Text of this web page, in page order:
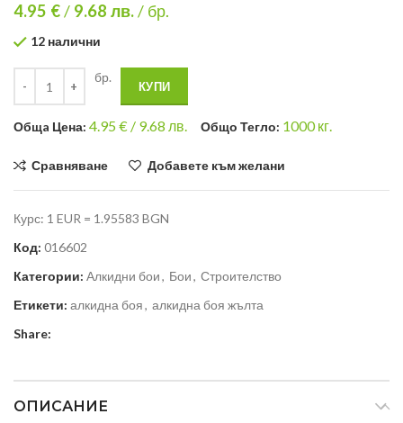
4.95 €/ 9.68 лв./ бр.
12 налични
бр.
КУПИ
Общa Цена: 4.95€ / 9.68 лв. Общо Тегло: 1000кг.
Сравняване Добавете към желани
Курс: 1 EUR = 1.95583 BGN
Код: 016602
Категории: Алкидни бои, Бои, Строителство
Етикети: алкидна боя, алкидна боя жълта
Share:
ОПИСАНИЕ